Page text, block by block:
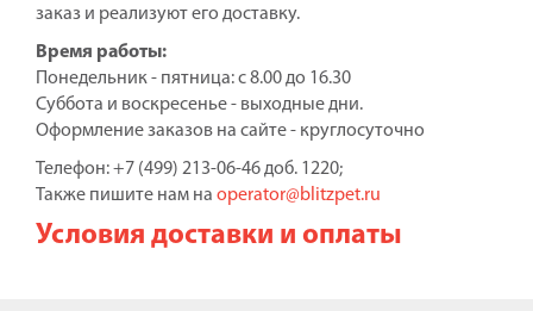
заказ и реализуют его доставку.
Время работы:
Понедельник - пятница: с 8.00 до 16.30
Суббота и воскресенье - выходные дни.
Оформление заказов на сайте - круглосуточно
Телефон: +7 (499) 213-06-46 доб. 1220;
Также пишите нам на operator@blitzpet.ru
Условия доставки и оплаты